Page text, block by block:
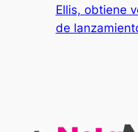
Ellis, obtiene
de